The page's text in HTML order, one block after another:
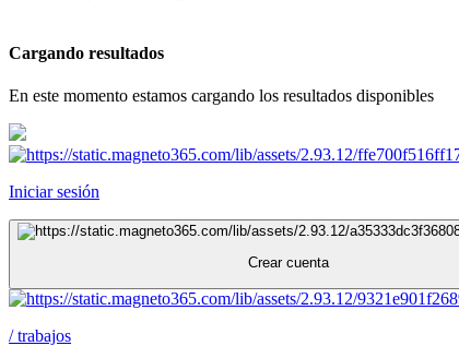
Cargando resultados
En este momento estamos cargando los resultados disponibles
Iniciar sesión
Crear cuenta
/trabajos